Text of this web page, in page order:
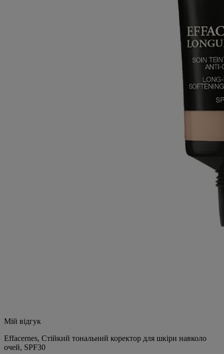
Мій відгук
Effacernes, Стійкий тональний коректор для шкіри навколо
очей, SPF30